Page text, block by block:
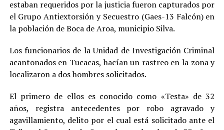
estaban requeridos por la justicia fueron capturados por
el Grupo Antiextorsión y Secuestro (Gaes-13 Falcón) en
la población de Boca de Aroa, municipio Silva.
Los funcionarios de la Unidad de Investigación Criminal
acantonados en Tucacas, hacían un rastreo en la zona y
localizaron a dos hombres solicitados.
El primero de ellos es conocido como «Testa» de 32
años, registra antecedentes por robo agravado y
agavillamiento, delito por el cual está solicitado ante el